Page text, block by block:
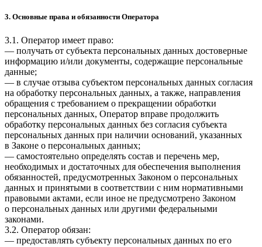
3. Основные права и обязанности Оператора
3.1. Оператор имеет право:
— получать от субъекта персональных данных достоверные
информацию и/или документы, содержащие персональные
данные;
— в случае отзыва субъектом персональных данных согласия
на обработку персональных данных, а также, направления
обращения с требованием о прекращении обработки
персональных данных, Оператор вправе продолжить
обработку персональных данных без согласия субъекта
персональных данных при наличии оснований, указанных
в Законе о персональных данных;
— самостоятельно определять состав и перечень мер,
необходимых и достаточных для обеспечения выполнения
обязанностей, предусмотренных Законом о персональных
данных и принятыми в соответствии с ним нормативными
правовыми актами, если иное не предусмотрено Законом
о персональных данных или другими федеральными
законами.
3.2. Оператор обязан:
— предоставлять субъекту персональных данных по его